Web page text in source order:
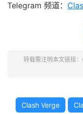
Telegram 频道：
转载需注明本文链接：
Clash Verge